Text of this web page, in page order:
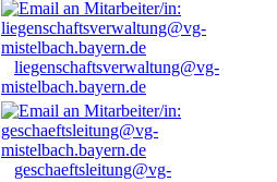
liegenschaftsverwaltung@vg-
mistelbach.bayern.de
geschaeftsleitung@vg-